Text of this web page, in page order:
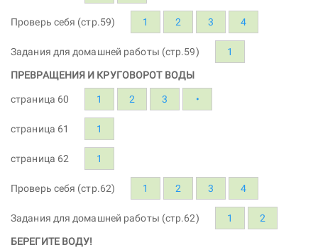
Проверь себя (стр.59) 1 2 3 4
Задания для домашней работы (стр.59) 1
ПРЕВРАЩЕНИЯ И КРУГОВОРОТ ВОДЫ
страница 60 1 2 3 •
страница 61 1
страница 62 1
Проверь себя (стр.62) 1 2 3 4
Задания для домашней работы (стр.62) 1 2
БЕРЕГИТЕ ВОДУ!